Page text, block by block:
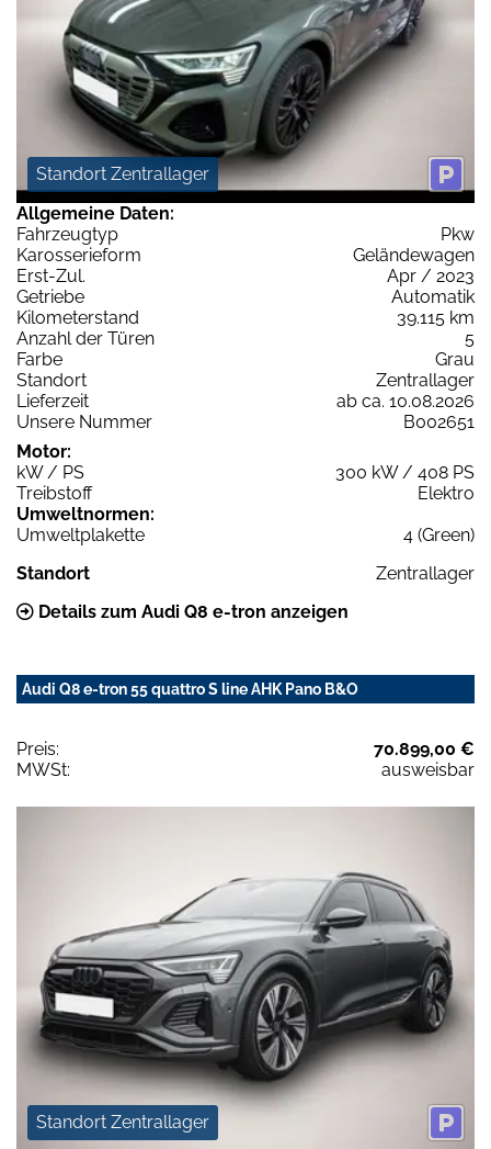
Standort Zentrallager
Allgemeine Daten:
Fahrzeugtyp
Pkw
Karosserieform
Geländewagen
Erst-Zul.
Apr / 2023
Getriebe
Automatik
Kilometerstand
39.115 km
Anzahl der Türen
5
Farbe
Grau
Standort
Zentrallager
Lieferzeit
ab ca. 10.08.2026
Unsere Nummer
B002651
Motor:
kW / PS
300 kW / 408 PS
Treibstoff
Elektro
Umweltnormen:
Umweltplakette
4 (Green)
Standort
Zentrallager
Details zum Audi Q8 e-tron anzeigen
Audi Q8 e-tron 55 quattro S line AHK Pano B&O
Preis:
70.899,00 €
MWSt:
ausweisbar
Standort Zentrallager